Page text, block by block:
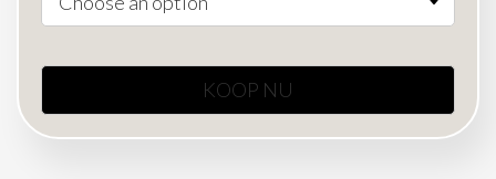
KOOP NU